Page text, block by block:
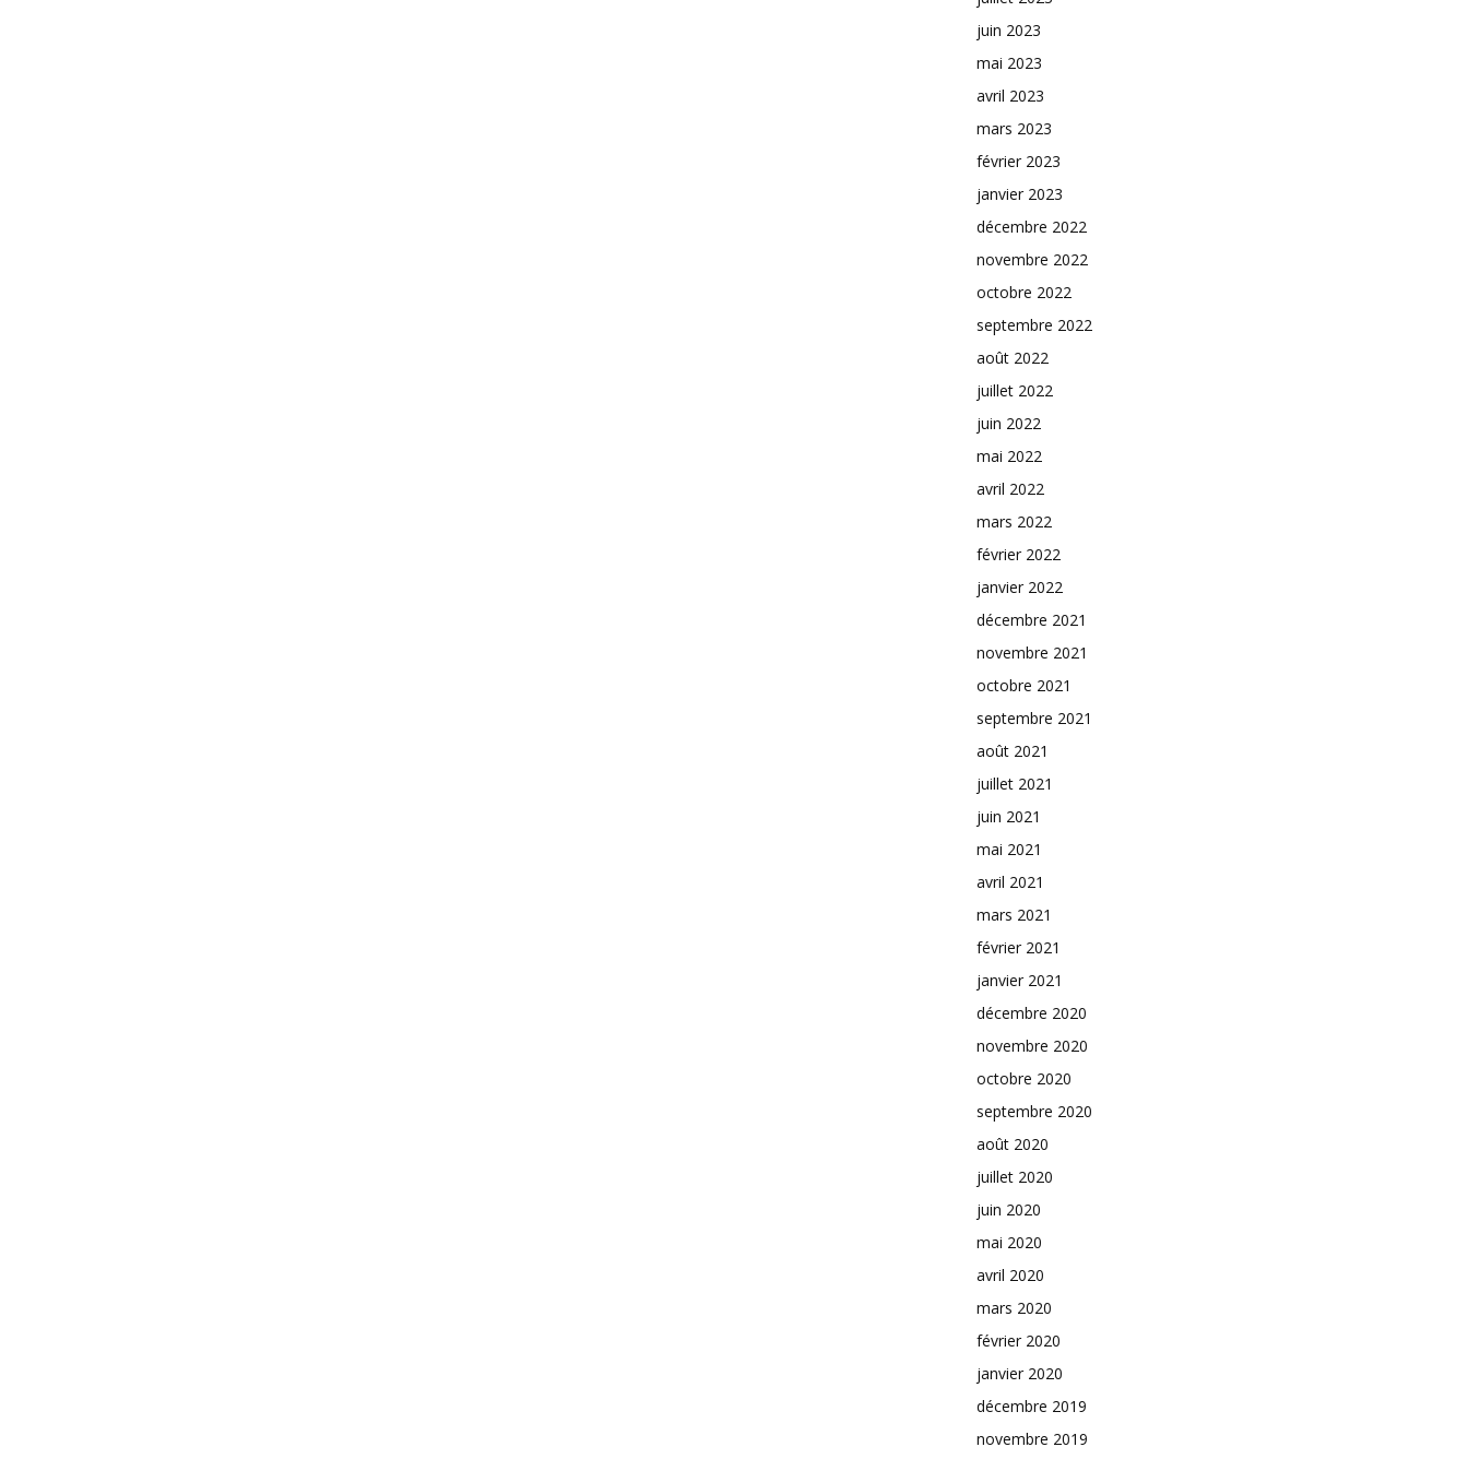
juin 2023
mai 2023
avril 2023
mars 2023
février 2023
janvier 2023
décembre 2022
novembre 2022
octobre 2022
septembre 2022
août 2022
juillet 2022
juin 2022
mai 2022
avril 2022
mars 2022
février 2022
janvier 2022
décembre 2021
novembre 2021
octobre 2021
septembre 2021
août 2021
juillet 2021
juin 2021
mai 2021
avril 2021
mars 2021
février 2021
janvier 2021
décembre 2020
novembre 2020
octobre 2020
septembre 2020
août 2020
juillet 2020
juin 2020
mai 2020
avril 2020
mars 2020
février 2020
janvier 2020
décembre 2019
novembre 2019